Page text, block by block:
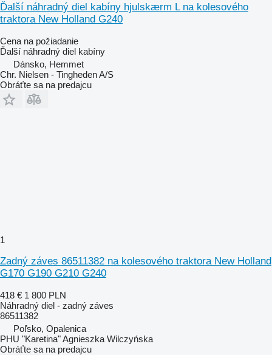
Ďalší náhradný diel kabíny hjulskærm L na kolesového
traktora New Holland G240
Cena na požiadanie
Ďalší náhradný diel kabíny
Dánsko, Hemmet
Chr. Nielsen - Tingheden A/S
Obráťte sa na predajcu
1
Zadný záves 86511382 na kolesového traktora New Holland
G170 G190 G210 G240
418 € 1 800 PLN
Náhradný diel - zadný záves
86511382
Poľsko, Opalenica
PHU "Karetina" Agnieszka Wilczyńska
Obráťte sa na predajcu